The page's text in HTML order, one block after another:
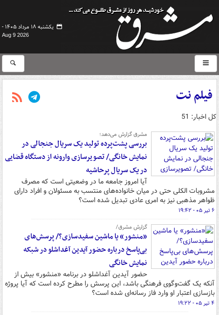
یکشنبه ۱۸ مرداد ۱۴۰۵ -
Aug 9 2026
فیلم نت
کل اخبار: 51
مشرق گزارش می‌دهد؛
بررسی پشت‌پرده تولید یک سریال جنجالی در
نمایش خانگی/ تصویرسازی وارونه از دستگاه قضایی
در یک سریال پرحاشیه
آیا امروز جامعه ما در وضعیتی است که مصرف
مشروبات الکلی حتی در میان خانواده‌های منتسب به مسئولان و افراد دارای
ظواهر مذهبی نیز به امری عادی تبدیل شده است؟
۶ تیر ۰۵ - ۱۹:۴۲
گزارش مشرق/
«منشور» یا ماشین سفیدسازی؟/ پرسش‌های
بی‌پاسخ درباره حضور آیدین آغداشلو در شبکه
نمایش خانگی
حضور آیدین آغداشلو در برنامه «منشور» بیش از
آنکه یک گفت‌وگوی فرهنگی باشد، این پرسش را مطرح کرده است که آیا پروژه
بازسازی اعتبار او وارد فاز رسانه‌ای شده است؟
۴ تیر ۰۵ - ۱۹:۲۲